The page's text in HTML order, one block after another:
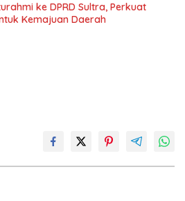
ke DPRD Sultra, Perkuat
Kemajuan Daerah